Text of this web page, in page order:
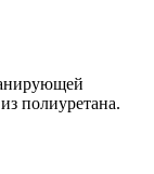
полиуретана.